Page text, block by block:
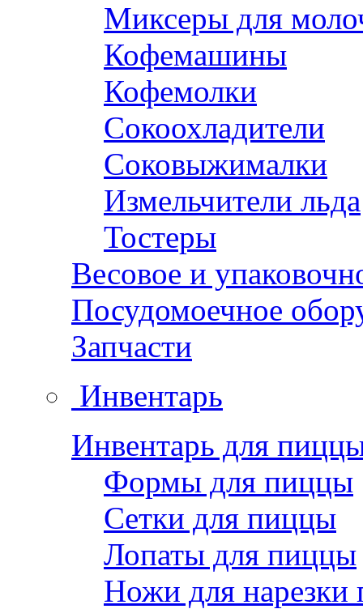
Миксеры для
Кофемашины
Кофемолки
Сокоохладители
Соковыжималки
Измельчители льда
Тостеры
Весовое и
Посудомоечное
Запчасти
Инвентарь
Инвентарь для
Формы для пиццы
Сетки для пиццы
Лопаты для пиццы
Ножи для нарезки